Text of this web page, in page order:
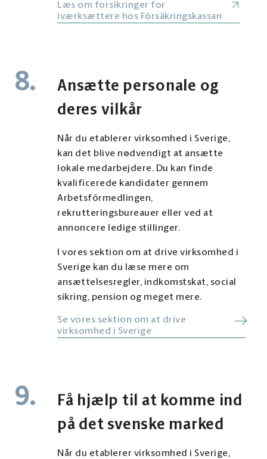
Læs om forsikringer for
iværksættere hos Försäkringskassan
8.
Ansætte personale og
deres vilkår
Når du etablerer virksomhed i Sverige,
kan det blive nødvendigt at ansætte
lokale medarbejdere. Du kan finde
kvalificerede kandidater gennem
Arbetsförmedlingen,
rekrutteringsbureauer eller ved at
annoncere ledige stillinger.
I vores sektion om at drive virksomhed i
Sverige kan du læse mere om
ansættelsesregler, indkomstskat, social
sikring, pension og meget mere.
Se vores sektion om at drive
virksomhed i Sverige
9.
Få hjælp til at komme ind
på det svenske marked
Når du etablerer virksomhed i Sverige,